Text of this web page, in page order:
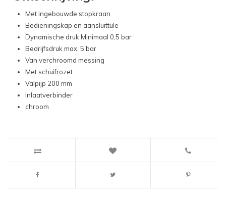
Met ingebouwde stopkraan
Bedieningskap en aansluittule
Dynamische druk Minimaal 0,5 bar
Bedrijfsdruk max. 5 bar
Van verchroomd messing
Met schuifrozet
Valpijp 200 mm
Inlaatverbinder
chroom